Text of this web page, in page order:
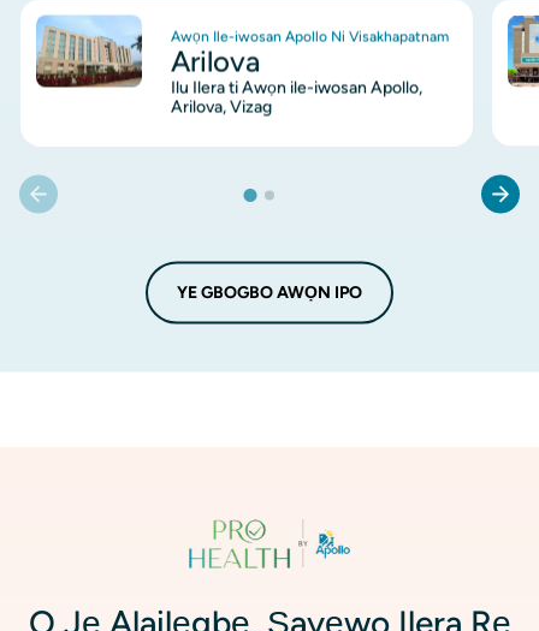
aworan Awọn Ile-iwosan Apollo Ni Visakhapatnam
Arilova
Ilu Ilera ti Awọn ile-iwosan Apollo,
Arilova, Vizag
YE GBOGBO AWỌN IPO